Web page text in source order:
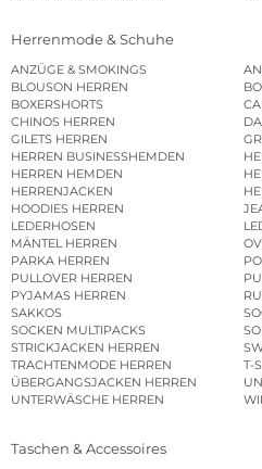
Herrenmode & Schuhe
ANZÜGE & SMOKINGS
BLOUSON HERREN
BOXERSHORTS
CHINOS HERREN
GILETS HERREN
HERREN BUSINESSHEMDEN
HERREN HEMDEN
HERRENJACKEN
HOODIES HERREN
LEDERHOSEN
MÄNTEL HERREN
PARKA HERREN
PULLOVER HERREN
PYJAMAS HERREN
SAKKOS
SOCKEN MULTIPACKS
STRICKJACKEN HERREN
TRACHTENMODE HERREN
T-
ÜBERGANGSJACKEN HERREN
UNTERWÄSCHE HERREN
Taschen & Accessoires